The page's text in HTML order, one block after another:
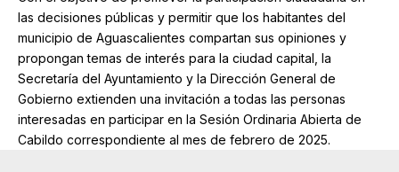
las decisiones públicas y permitir que los habitantes del
municipio de Aguascalientes compartan sus opiniones y
propongan temas de interés para la ciudad capital, la
Secretaría del Ayuntamiento y la Dirección General de
Gobierno extienden una invitación a todas las personas
interesadas en participar en la Sesión Ordinaria Abierta de
Cabildo correspondiente al mes de febrero de 2025.